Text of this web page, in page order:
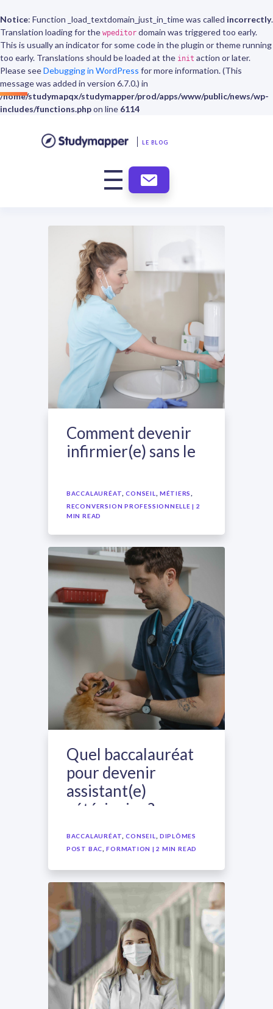
Notice: Function _load_textdomain_just_in_time was called incorrectly.
Translation loading for the wpeditor domain was triggered too early.
This is usually an indicator for some code in the plugin or theme running
too early. Translations should be loaded at the init action or later.
Please seeDebugging in WordPress for more information. (This
message was added in version 6.7.0.) in
/home/studymapqx/studymapper/prod/apps/www/public/news/wp-
includes/functions.phpon line 6114
LE BLOG
ABONNEMENT
Comment devenir
infirmier(e) sans le
BACCALAURÉAT,CONSEIL , MÉTIERS,
RECONVERSION PROFESSIONNELLE | 2
MIN READ
Quel baccalauréat
pour devenir
assistant(e)
vétérinaire ?
BACCALAURÉAT,CONSEIL , DIPLÔMES
POST BAC,FORMATION | 2 MIN READ